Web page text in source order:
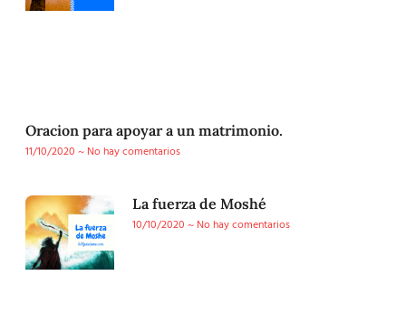
Oracion para apoyar a un matrimonio.
11/10/2020
No hay comentarios
La fuerza de Moshé
10/10/2020
No hay comentarios